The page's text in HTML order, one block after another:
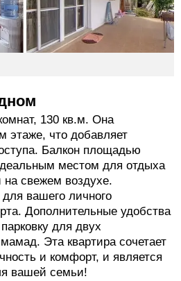
130 кв.м. Она
этаже, что добавляет
Балкон площадью
местом для отдыха
свежем воздухе.
для вашего личного
Дополнительные удобства
для двух
Эта квартира сочетает
и комфорт, и является
вашей семьи!